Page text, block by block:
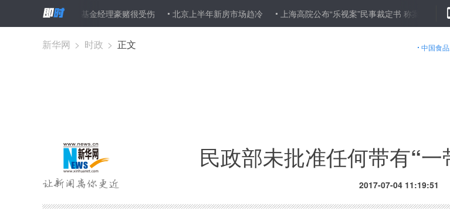
”成双刃剑 基金经理豪赌很受伤 北京上半年新房市场趋冷 上海高院公布“乐视案”民事裁定书 称案件未开庭将依法审
中国食
新华网 > 时政 > 正文
民政部未批准任何带有“
2017-07-04 11:19:51